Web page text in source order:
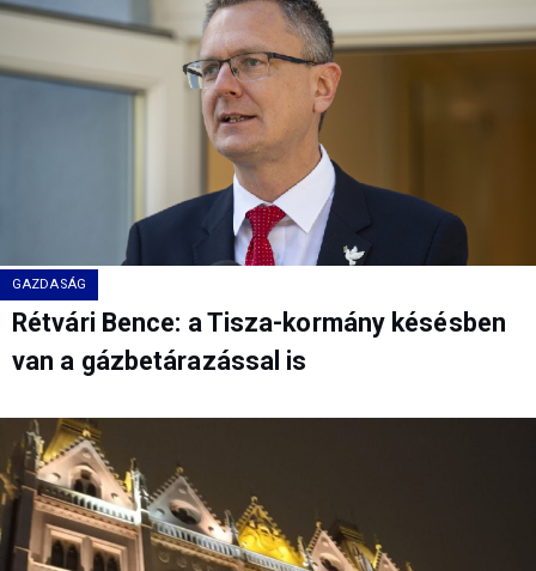
GAZDASÁG
Rétvári Bence: a Tisza-kormány késésben
van a gázbetárazással is